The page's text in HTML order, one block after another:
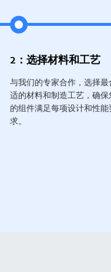
2：选择材料和工艺
与我们的专家合作，选择最
适的材料和制造工艺，确保
的组件满足每项设计和性能
求。